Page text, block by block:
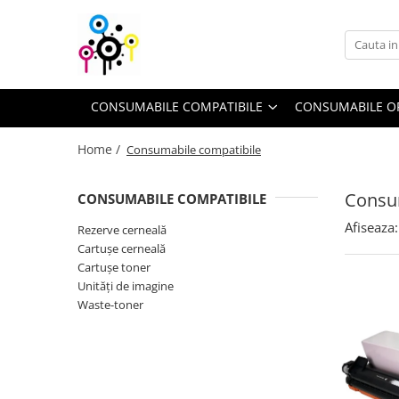
Consumabile compatibile
Cartuşe cerneală
Unităţi de imagine
Rezerve cerneală
Consumabile originale
Cartuşe inkjet
Flacoane cerneală
Piese şi accesorii
Cerneală refill
CONSUMABILE COMPATIBILE CONSUMABILE
Home / Consumabile compatibile
CONSUMABILE COMPATIBILE
Rezerve cerneală
Cartuşe cerneală
Cartuşe toner
Unităţi de imagine
Waste-toner
Afiseaza: